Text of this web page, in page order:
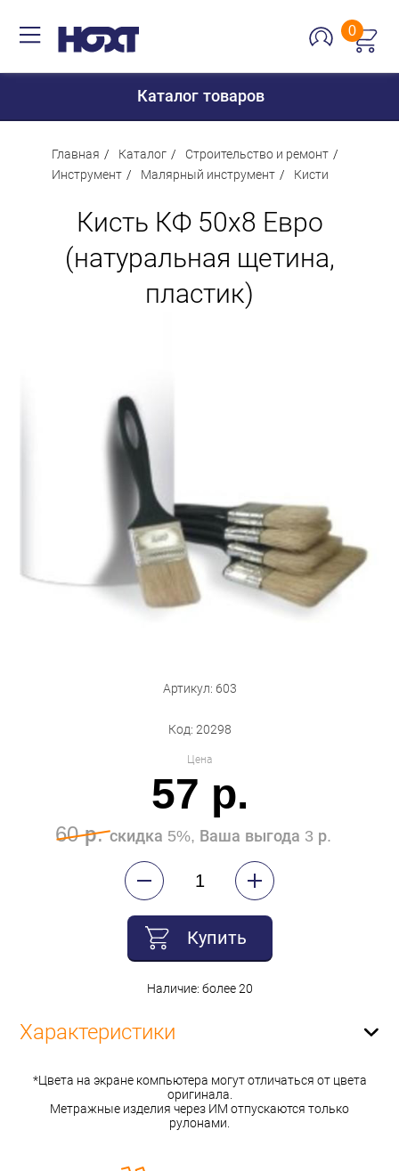
0
Каталог товаров
Для кухни
Сантехника
Для дачи и отдыха
Бытовая техника
Обувь для дома и дачи
Главная Каталог
Строительство и ремонт
Инструмент
Малярный инструмент Кисти
Кисть КФ 50х8 Евро
(натуральная щетина,
пластик)
Артикул: 603
Код: 20298
Цена
57 р.
60 р.скидка 5%, Ваша выгода 3 р.
Купить
Наличие: более 20
Характеристики
*Цвета на экране компьютера могут отличаться от цвета
оригинала.
Метражные изделия через ИМ отпускаются только
рулонами.